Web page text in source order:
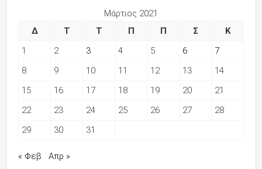
Μάρτιος 2021
Δ
Τ Τ Π Π Σ
Κ
1
2 3 4 5 6
7
8
9 10 11 12 13
14
15
16 17 18 19 20
21
22
23 24 25 26 27
28
29
30 31
« Φεβ Απρ »